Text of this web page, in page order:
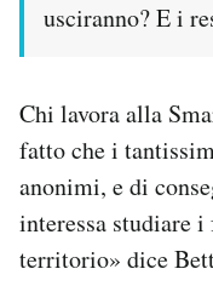
usciranno? E i
Chi lavora alla
fatto che i
anonimi, e di
interessa studiare
territorio» dice